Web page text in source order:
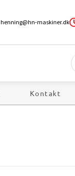
henning@hn-maskiner.dk
Kontakt